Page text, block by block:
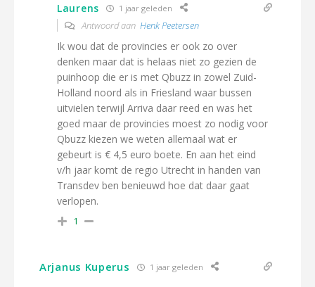
Laurens 1 jaar geleden
Antwoord aan Henk Peetersen
Ik wou dat de provincies er ook zo over
denken maar dat is helaas niet zo gezien de
puinhoop die er is met Qbuzz in zowel Zuid-
Holland noord als in Friesland waar bussen
uitvielen terwijl Arriva daar reed en was het
goed maar de provincies moest zo nodig voor
Qbuzz kiezen we weten allemaal wat er
gebeurt is € 4,5 euro boete. En aan het eind
v/h jaar komt de regio Utrecht in handen van
Transdev ben benieuwd hoe dat daar gaat
verlopen.
1
Arjanus Kuperus 1 jaar geleden